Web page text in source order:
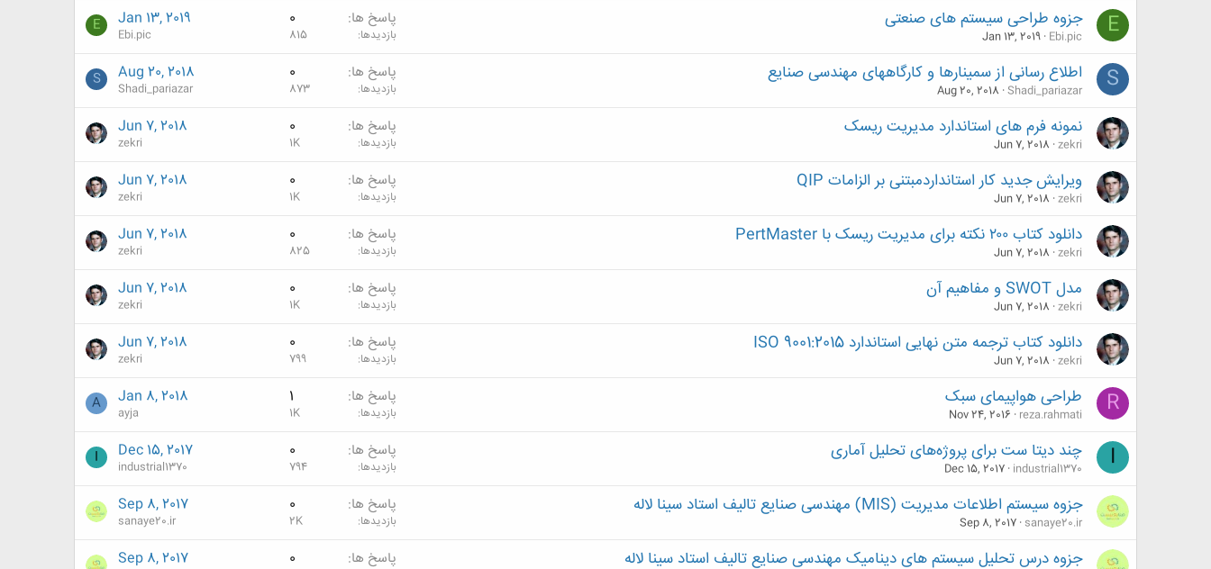
E جزوه طراحی سیستم های صنعتی
Ebi.pic
Jan 13, 2019
پاسخ ها 0
بازدیدها 815
Jan 13, 2019
Ebi.pic
E
S اطلاع رسانی از سمینارها و کارگاههای مهندسی صنایع
Shadi_pariazar
Aug 20, 2018
پاسخ ها 0
بازدیدها 873
Aug 20, 2018
Shadi_pariazar
S
نمونه فرم های استاندارد مدیریت ریسک
zekri
Jun 7, 2018
پاسخ ها 0
بازدیدها 1K
Jun 7, 2018
zekri
ویرایش جدید کار استانداردمبتنی بر الزامات QIP
zekri
Jun 7, 2018
پاسخ ها 0
بازدیدها 1K
Jun 7, 2018
zekri
دانلود کتاب ۲۰۰ نکته برای مدیریت ریسک با PertMaster‎
zekri
Jun 7, 2018
پاسخ ها 0
بازدیدها 825
Jun 7, 2018
zekri
مدل SWOT و مفاهیم آن
zekri
Jun 7, 2018
پاسخ ها 0
بازدیدها 1K
Jun 7, 2018
zekri
دانلود کتاب ترجمه متن نهایی استاندارد ISO 9001:2015
zekri
Jun 7, 2018
پاسخ ها 0
بازدیدها 799
Jun 7, 2018
zekri
R طراحی هواپیمای سبک
reza.rahmati
Nov 24, 2016
پاسخ ها 1
بازدیدها 1K
Jan 8, 2018
ayja
A
I چند دیتا ‌ست برای پروژه‌های تحلیل آماری
industrial1370
Dec 15, 2017
پاسخ ها 0
بازدیدها 794
Dec 15, 2017
industrial1370
I
جزوه سیستم اطلاعات مدیریت (MIS) مهندسی صنایع تالیف استاد سینا لاله
sanaye20.ir
Sep 8, 2017
پاسخ ها 0
بازدیدها 2K
Sep 8, 2017
sanaye20.ir
جزوه درس تحلیل سیستم های دینامیک مهندسی صنایع تالیف استاد سینا لاله پاسخ ها 0
Sep 8, 2017